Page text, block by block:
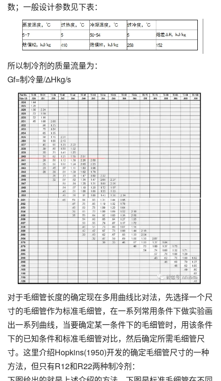
数；一般设计参数见下表：
所以制冷剂的质量流量为：
Gf=制冷量/ΔHkg/s
对于毛细管长度的确定现在多用曲线比对法，先选择一个尺
寸的毛细管作为标准毛细管，在一系列常用条件下做实验画
出一系列曲线，当要确定某一条件下的毛细管时，用该条件
下的已知条件和标准毛细管对比，然后确定所需毛细管尺
寸。这里介绍Hopkins(1950)开发的确定毛细管尺寸的一种
方法，但只有R12和R22两种制冷剂：